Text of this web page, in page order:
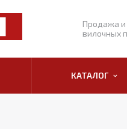
Продажа и
вилочных
КАТАЛОГ